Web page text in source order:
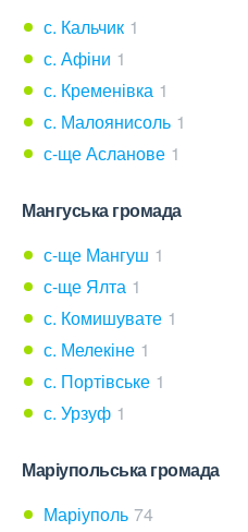
с. Кальчик 1
с. Афіни 1
с. Кременівка 1
с. Малоянисоль 1
с-ще Асланове 1
Мангуська громада
с-ще Мангуш 1
с-ще Ялта 1
с. Комишувате 1
с. Мелекіне 1
с. Портівське 1
с. Урзуф 1
Маріупольська громада
Маріуполь 74